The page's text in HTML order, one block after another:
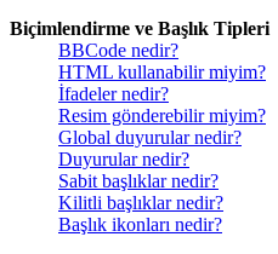
Biçimlendirme ve Başlık Tipleri
BBCode nedir?
HTML kullanabilir miyim?
İfadeler nedir?
Resim gönderebilir miyim?
Global duyurular nedir?
Duyurular nedir?
Sabit başlıklar nedir?
Kilitli başlıklar nedir?
Başlık ikonları nedir?